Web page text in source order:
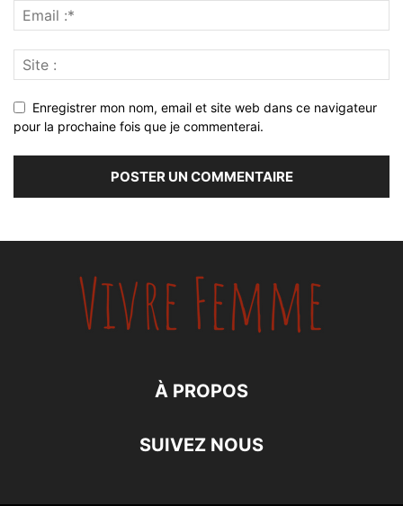
Enregistrer mon nom, email et site web dans ce navigateur
pour la prochaine fois que je commenterai.
À PROPOS
SUIVEZ NOUS